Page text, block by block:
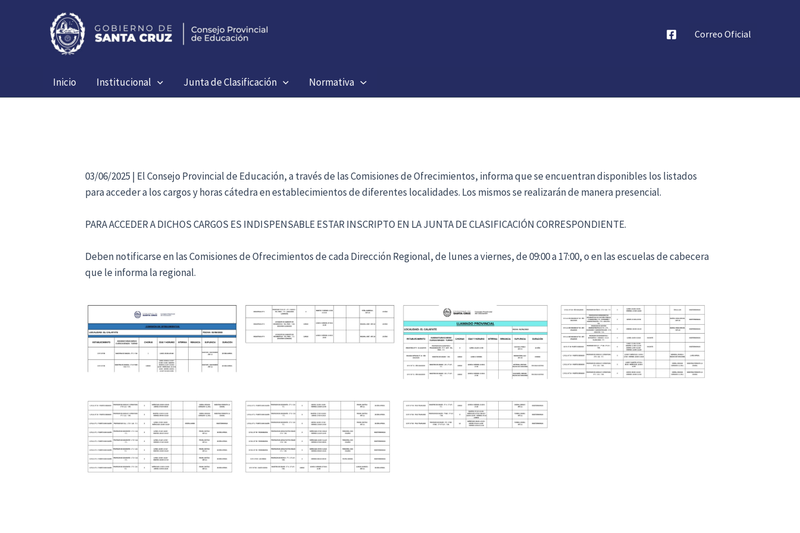
Correo Oficial
Inicio Institucional Junta de Clasificación Normativa
03/06/2025 | El Consejo Provincial de Educación, a través de las Comisiones de Ofrecimientos, informa que se encuentran disponibles los listados
para acceder a los cargos y horas cátedra en establecimientos de diferentes localidades. Los mismos se realizarán de manera presencial.
PARA ACCEDER A DICHOS CARGOS ES INDISPENSABLE ESTAR INSCRIPTO EN LA JUNTA DE CLASIFICACIÓN CORRESPONDIENTE.
Deben notificarse en las Comisiones de Ofrecimientos de cada Dirección Regional, de lunes a viernes, de 09:00 a 17:00, o en las escuelas de cabecera
que le informa la regional.